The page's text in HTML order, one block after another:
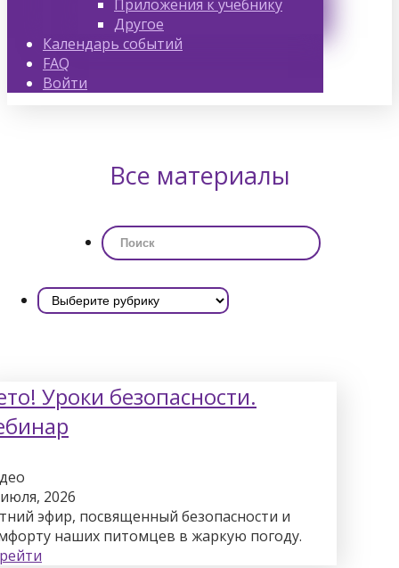
Приложения к учебнику
Другое
Календарь событий
FAQ
Войти
Все материалы
Уроки безопасности.
2026
эфир, посвященный безопасности и
наших питомцев в жаркую погоду.